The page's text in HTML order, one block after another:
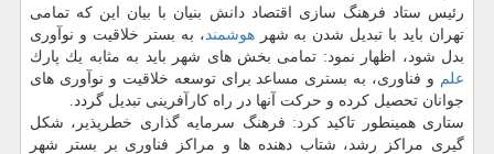
رئیس ستاد فرهنگ سازی اقتصاد دانش بنیان با بیان این كه تمامی
تهران باید با تبدیل شدن به شهرهوشمند ، به بستر خلاقیت و نوآوری
بدل شود، اظهار نمود: تمامی بخش های شهر باید به مثابه یك پارك
علم و فناوری، به بستری مساعد برای توسعه خلاقیت و نوآوری های
جوانان تحصیل كرده و حركت آنها در راه كارآفرینی تبدیل گردد.
ستاری همینطور تاكید كرد: فرهنگ سرمایه گذاری خطرپذیر، شكل
گیری مراكز رشد، شتاب دهنده ها و مراكز فناوری بر بستر شهر